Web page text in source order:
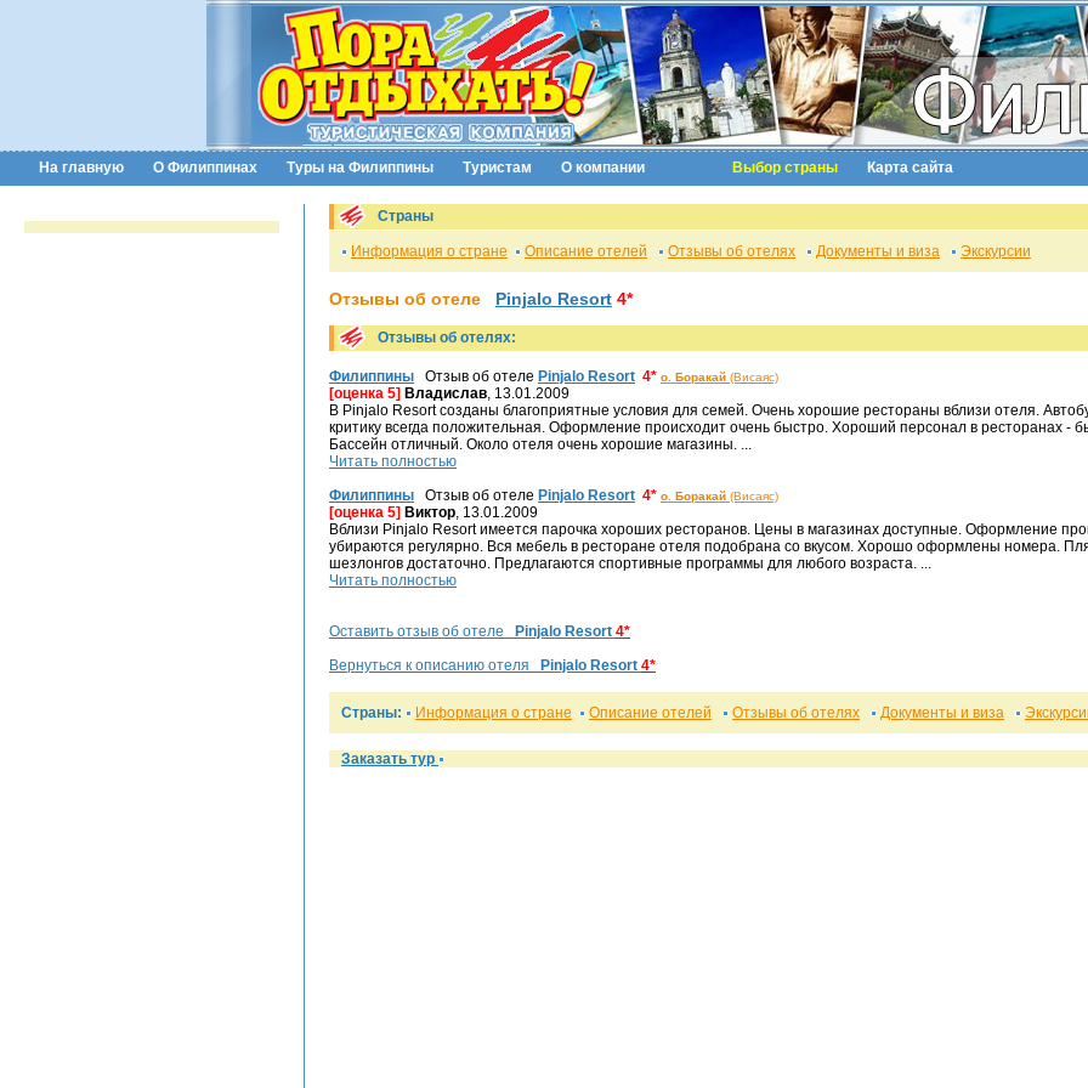
На главную О Филиппинах Туры на Филиппины Туристам О компании Выбор страны Карта сайта
Страны
Информация о стране Описание отелей Отзывы об отелях Документы и виза Экскурсии
Отзывы об отеле Pinjalo Resort 4*
Отзывы об отелях:
Филиппины Отзыв об отеле Pinjalo Resort 4* о. Боракай (Висаяс)
[оценка 5] Владислав, 13.01.2009
В Pinjalo Resort созданы благоприятные условия для семей. Очень хорошие рестораны вблизи отеля.
критику всегда положительная. Оформление происходит очень быстро. Хороший персонал в ресторанах -
Басcейн отличный. Около отеля очень хорошие магазины. ...
Читать полностью
Филиппины Отзыв об отеле Pinjalo Resort 4* о. Боракай (Висаяс)
[оценка 5] Виктор, 13.01.2009
Вблизи Pinjalo Resort имеется парочка хороших ресторанов. Цены в магазинах доступные. Оформление
убираются регулярно. Вся мебель в ресторане отеля подобрана со вкусом. Хорошо оформлены номера.
шезлонгов достаточно. Предлагаются спортивные программы для любого возраста. ...
Читать полностью
Оставить отзыв об отеле Pinjalo Resort 4*
Вернуться к описанию отеля
Pinjalo Resort 4*
Страны: Информация о стране Описание отелей Отзывы об отелях Документы и виза
Заказать тур